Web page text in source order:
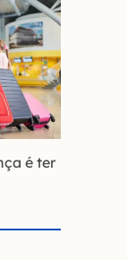
é ter